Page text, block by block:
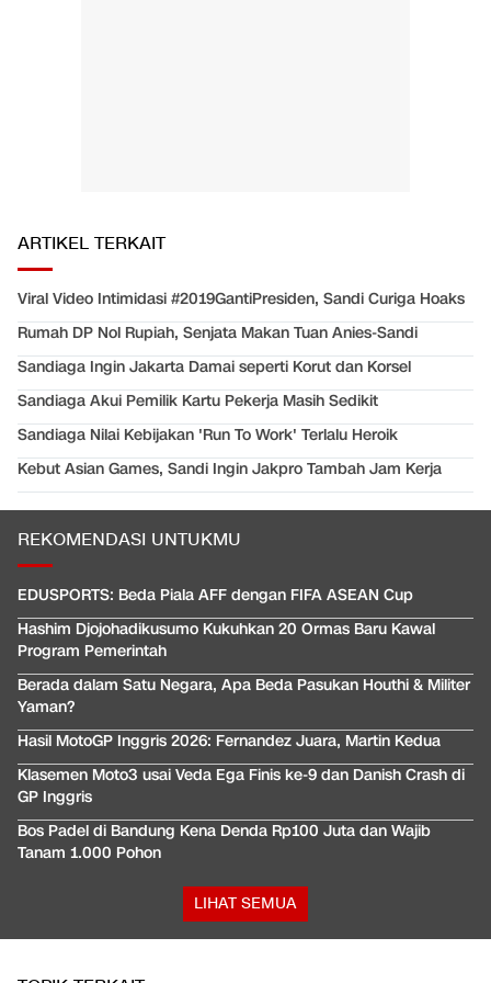
ARTIKEL TERKAIT
Viral Video Intimidasi #2019GantiPresiden, Sandi Curiga Hoaks
Rumah DP Nol Rupiah, Senjata Makan Tuan Anies-Sandi
Sandiaga Ingin Jakarta Damai seperti Korut dan Korsel
Sandiaga Akui Pemilik Kartu Pekerja Masih Sedikit
Sandiaga Nilai Kebijakan 'Run To Work' Terlalu Heroik
Kebut Asian Games, Sandi Ingin Jakpro Tambah Jam Kerja
REKOMENDASI UNTUKMU
EDUSPORTS: Beda Piala AFF dengan FIFA ASEAN Cup
Hashim Djojohadikusumo Kukuhkan 20 Ormas Baru Kawal
Program Pemerintah
Berada dalam Satu Negara, Apa Beda Pasukan Houthi & Militer
Yaman?
Hasil MotoGP Inggris 2026: Fernandez Juara, Martin Kedua
Klasemen Moto3 usai Veda Ega Finis ke-9 dan Danish Crash di
GP Inggris
Bos Padel di Bandung Kena Denda Rp100 Juta dan Wajib
Tanam 1.000 Pohon
LIHAT SEMUA